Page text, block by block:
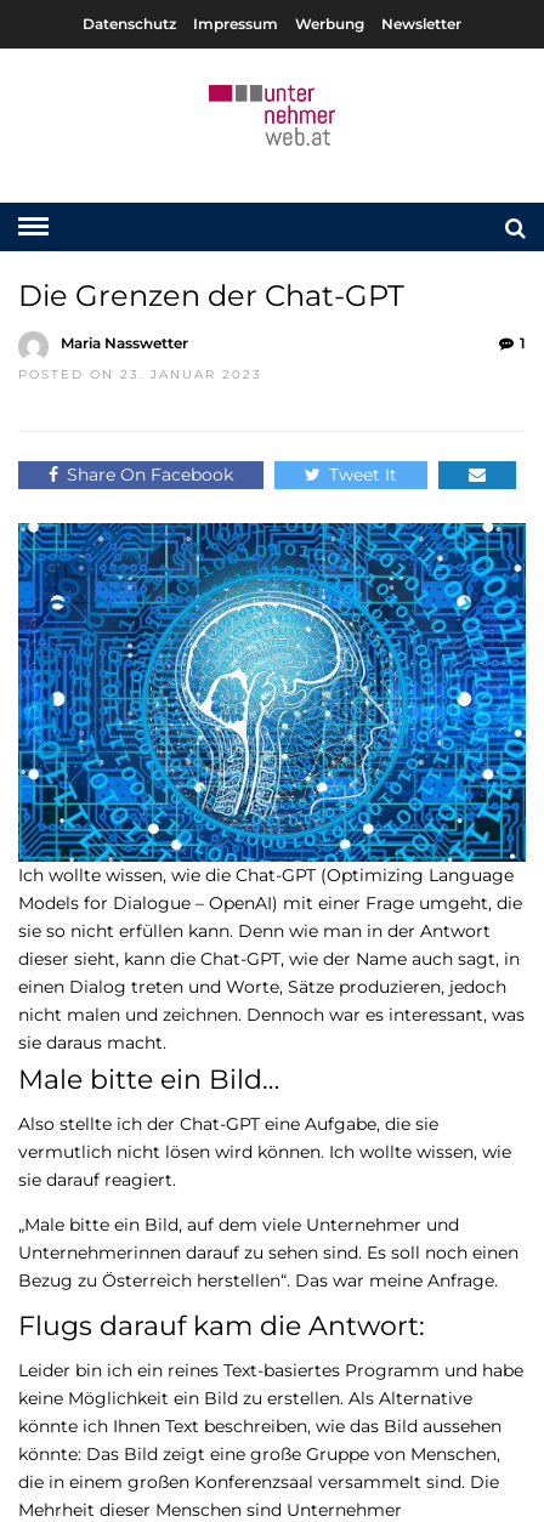
Datenschutz Impressum Werbung Newsletter
Die Grenzen der Chat-GPT
Maria Nasswetter
POSTED ON 23. JANUAR 2023
1
Share On Facebook Tweet It
Ich wollte wissen, wie die Chat-GPT (Optimizing Language
Models for Dialogue – OpenAI) mit einer Frage umgeht, die
sie so nicht erfüllen kann. Denn wie man in der Antwort
dieser sieht, kann die Chat-GPT, wie der Name auch sagt, in
einen Dialog treten und Worte, Sätze produzieren, jedoch
nicht malen und zeichnen. Dennoch war es interessant, was
sie daraus macht.
Male bitte ein Bild…
Also stellte ich der Chat-GPT eine Aufgabe, die sie
vermutlich nicht lösen wird können. Ich wollte wissen, wie
sie darauf reagiert.
„Male bitte ein Bild, auf dem viele Unternehmer und
Unternehmerinnen darauf zu sehen sind. Es soll noch einen
Bezug zu Österreich herstellen“. Das war meine Anfrage.
Flugs darauf kam die Antwort:
Leider bin ich ein reines Text-basiertes Programm und habe
keine Möglichkeit ein Bild zu erstellen. Als Alternative
könnte ich Ihnen Text beschreiben, wie das Bild aussehen
könnte: Das Bild zeigt eine große Gruppe von Menschen,
die in einem großen Konferenzsaal versammelt sind. Die
Mehrheit dieser Menschen sind Unternehmer